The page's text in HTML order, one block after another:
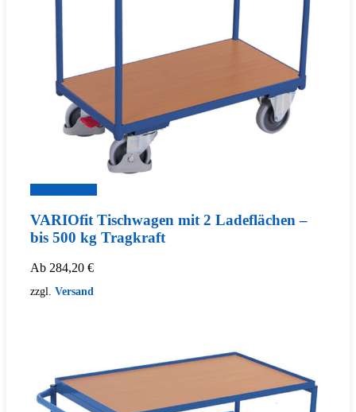
VARIOfit Tischwagen mit 2 Ladeflächen –
bis 500 kg Tragkraft
Ab 284,20 €
zzgl. Versand